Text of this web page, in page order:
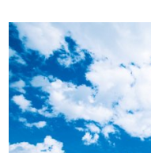
während der Dueodde
Er ist 48 Meter hoch
über die ganze Südküste